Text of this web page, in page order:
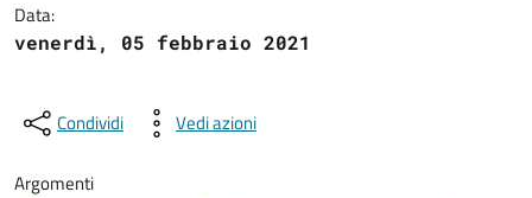
Data:
venerdì, 05 febbraio 2021
Condividi Vedi azioni
Argomenti